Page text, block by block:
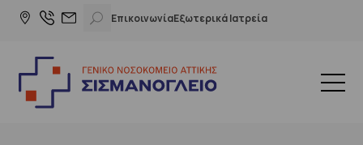
ΕπικοινωνίαΕξωτερικά Ιατρεία